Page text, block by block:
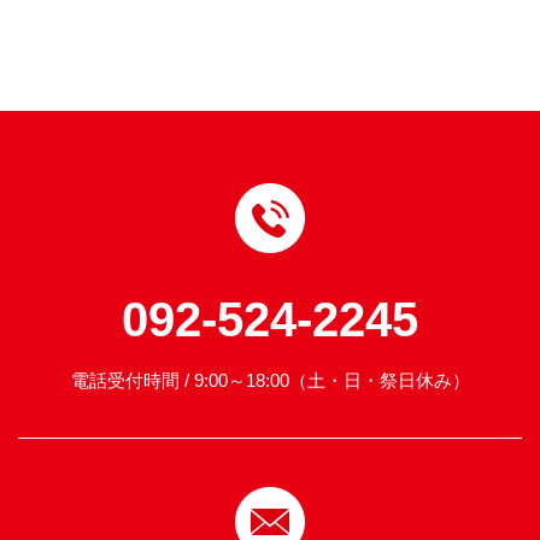
092-524-2245
電話受付時間 / 9:00～18:00（土・日・祭日休み）